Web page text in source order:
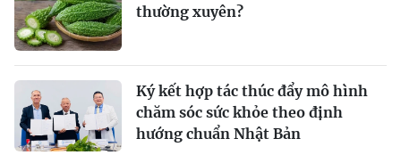
thường xuyên?
Ký kết hợp tác thúc đẩy mô hình
chăm sóc sức khỏe theo định
hướng chuẩn Nhật Bản